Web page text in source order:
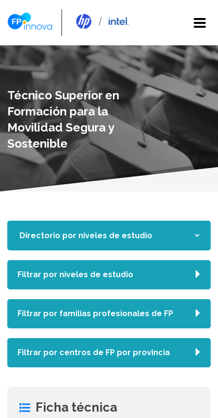
Técnico Superior en
Formación para la
Movilidad Segura y
Sostenible
Ficha técnica
Filtrar por niveles de estudio
Filtrar por familias profesionales de FP
Filtrar por centros de FP por provincia